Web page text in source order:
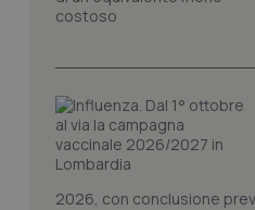
2026, con conclusione